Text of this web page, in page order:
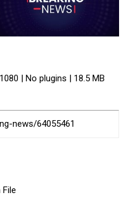
| No plugins | 18.5 MB
news/64055461